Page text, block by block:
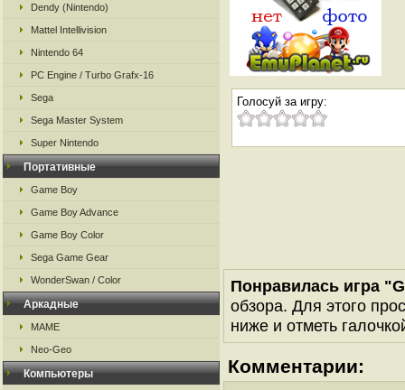
Dendy (Nintendo)
Mattel Intellivision
Nintendo 64
PC Engine / Turbo Grafx-16
Sega
Sega Master System
Super Nintendo
Портативные
Game Boy
Game Boy Advance
Game Boy Color
Sega Game Gear
WonderSwan / Color
Аркадные
MAME
Neo-Geo
Компьютеры
Голосуй за игру:
Понравилась игра
обзора. Для этого
ниже и отметь
Комментарии: